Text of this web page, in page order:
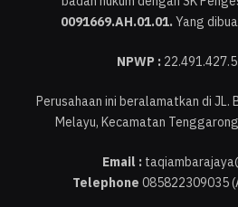
0091669.AH.01.01.Yang
NPWP :
Perusahaan ini beralamatkan di JL.
Melayu, Kecamatan
Email :
Telephone 085822309035